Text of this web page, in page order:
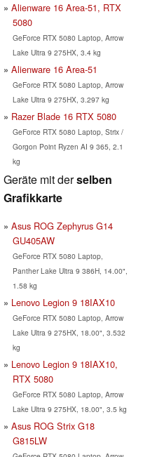
Alienware 16 Area-51, RTX
5080
GeForce RTX 5080 Laptop, Arrow
Lake Ultra 9 275HX, 3.4 kg
Alienware 16 Area-51
GeForce RTX 5080 Laptop, Arrow
Lake Ultra 9 275HX, 3.297 kg
Razer Blade 16 RTX 5080
GeForce RTX 5080 Laptop, Strix /
Gorgon Point Ryzen AI 9 365, 2.1
kg
Geräte mit derselben
Grafikkarte
Asus ROG Zephyrus G14
GU405AW
GeForce RTX 5080 Laptop,
Panther Lake Ultra 9 386H, 14.00",
1.58 kg
Lenovo Legion 9 18IAX10
GeForce RTX 5080 Laptop, Arrow
Lake Ultra 9 275HX, 18.00", 3.532
kg
Lenovo Legion 9 18IAX10,
RTX 5080
GeForce RTX 5080 Laptop, Arrow
Lake Ultra 9 275HX, 18.00", 3.5 kg
Asus ROG Strix G18
G815LW